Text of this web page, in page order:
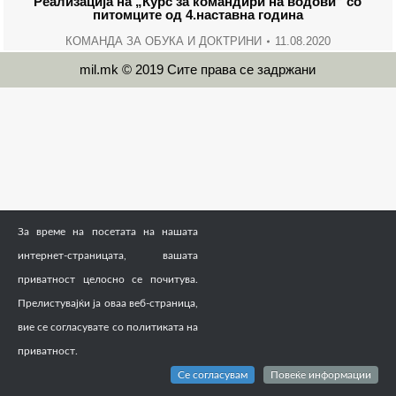
питомците од 4.наставна година
КОМАНДА ЗА ОБУКА И ДОКТРИНИ 11.08.2020
mil.mk © 2019 Сите права се задржани
За време на посетата на нашата
интернет-страницата, вашата
приватност целосно се почитува.
Прелистувајќи ја оваа веб-страница,
вие се согласувате со политиката на
приватност.
Се согласувам Повеќе информации